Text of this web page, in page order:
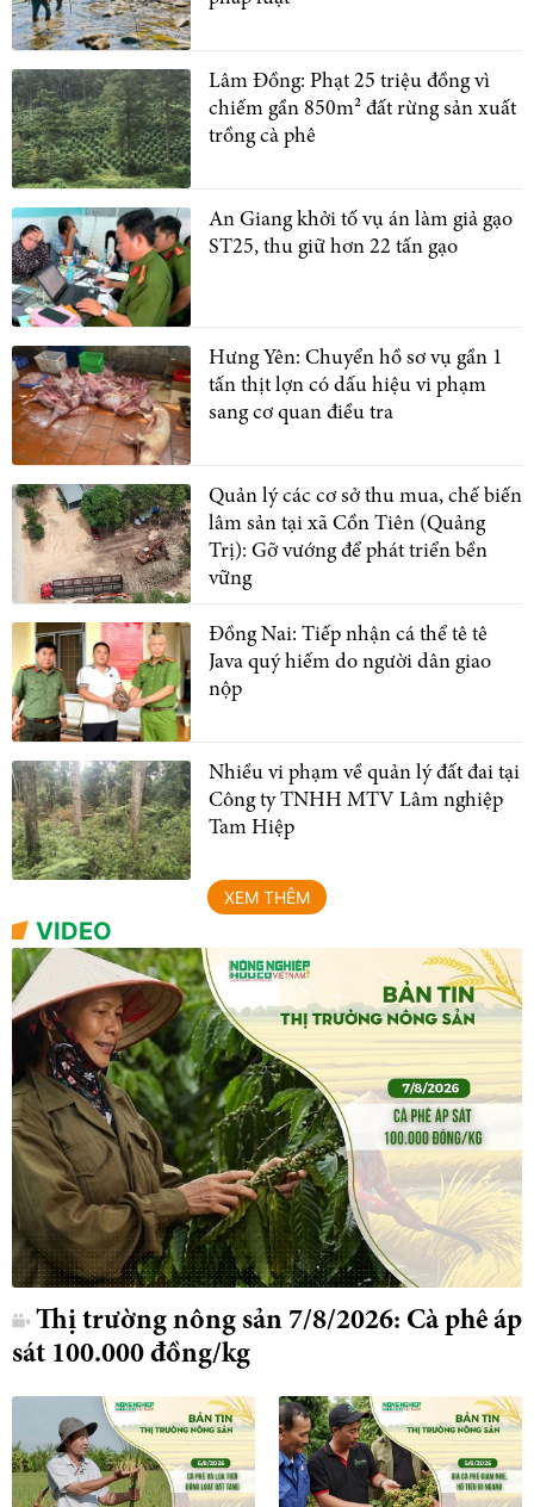
Lâm Đồng: Phạt 25 triệu đồng vì
chiếm gần 850m² đất rừng sản xuất
trồng cà phê
An Giang khởi tố vụ án làm giả gạo
ST25, thu giữ hơn 22 tấn gạo
Hưng Yên: Chuyển hồ sơ vụ gần 1
tấn thịt lợn có dấu hiệu vi phạm
sang cơ quan điều tra
Quản lý các cơ sở thu mua, chế biến
lâm sản tại xã Cồn Tiên (Quảng
Trị): Gỡ vướng để phát triển bền
vững
Đồng Nai: Tiếp nhận cá thể tê tê
Java quý hiếm do người dân giao
nộp
Nhiều vi phạm về quản lý đất đai tại
Công ty TNHH MTV Lâm nghiệp
Tam Hiệp
XEM THÊM
VIDEO
Thị trường nông sản 7/8/2026: Cà phê áp
sát 100.000 đồng/kg